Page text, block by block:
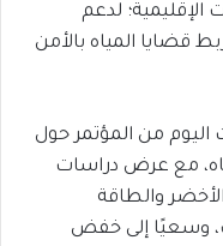
الإقليمية؛ لدعم
قضايا المياه بالأمن
من المؤتمر حول
مع عرض دراسات
والطاقة
وسعيًا إلى خفض